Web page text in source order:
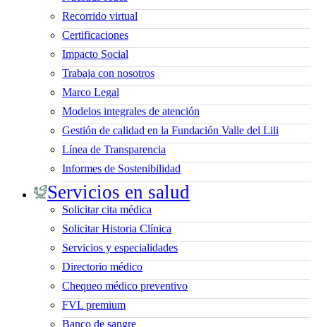
Recorrido virtual
Certificaciones
Impacto Social
Trabaja con nosotros
Marco Legal
Modelos integrales de atención
Gestión de calidad en la Fundación Valle del Lili
Línea de Transparencia
Informes de Sostenibilidad
Servicios en salud
Solicitar cita médica
Solicitar Historia Clínica
Servicios y especialidades
Directorio médico
Chequeo médico preventivo
FVL premium
Banco de sangre